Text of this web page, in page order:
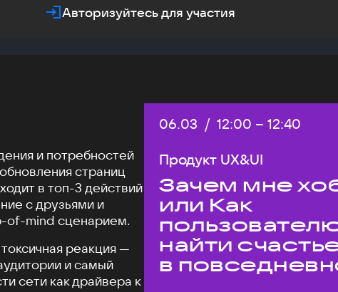
Авторизуйтесь для участия
и потребностей
страниц
в топ-3 действий
с друзьями и
of-mind сценарием.
реакция —
и самый
сети как драйвера к
Дата:
06.03 / Начало:
12:00 – Конец:
12:40
Продукт UX&UI
Зачем мне
или Как
найти
в